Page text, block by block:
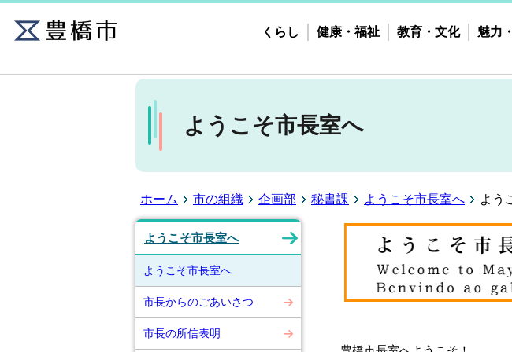
くらし 健康・福祉 教育・文化 魅力
ようこそ市長室へ
ホーム 市の組織 企画部 秘書課 ようこそ市長室へ よう
ようこそ市長室へ
ようこそ市長室へ
市長からのごあいさつ
市長の所信表明